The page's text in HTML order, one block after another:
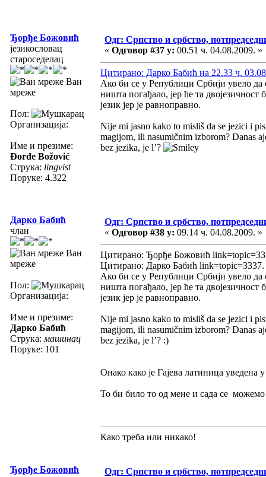
Ђорђе Божовић
језикословац
староседелац
Ван
мреже
Пол:
Организација:
Име и презиме:
Đorđe Božović
Струка: lingvist
Поруке: 4.322
Одг: Српство и србство,
« Одговор #37 у: 00.51 ч. 04.08.2009. »
Цитирано: Дарко Бабић на 22.33 ч.
Ако би се у Републици Србији увело да
ништа погађало, јер ће та
језик јер је равноправно.
Nije mi jasno kako to misliš da se jezici i
magijom, ili nasumičnim izborom? Danas
bez jezika, je l’?
Дарко Бабић
члан
Ван
мреже
Пол:
Организација:
Име и презиме:
Дарко Бабић
Струка: машинац
Поруке: 101
Одг: Српство и србство,
« Одговор #38 у: 09.14 ч. 04.08.2009. »
Цитирано: Ђорђе Божовић
Цитирано: Дарко Бабић link=topic=3337.
Ако би се у Републици Србији увело да
ништа погађало, јер ће та
језик јер је равноправно.
Nije mi jasno kako to misliš da se jezici i
magijom, ili nasumičnim izborom? Danas
bez jezika, je l’? :)
Онако како је Гајева латиница
То би било то од мене и сада се
Како треба или никако!
Ђорђе Божовић
Одг: Српство и србство,